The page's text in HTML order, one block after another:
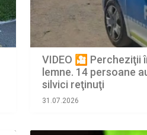
VIDEO 🎦 Percheziţii
lemne. 14 persoane
silvici reţinuţi
31.07.2026